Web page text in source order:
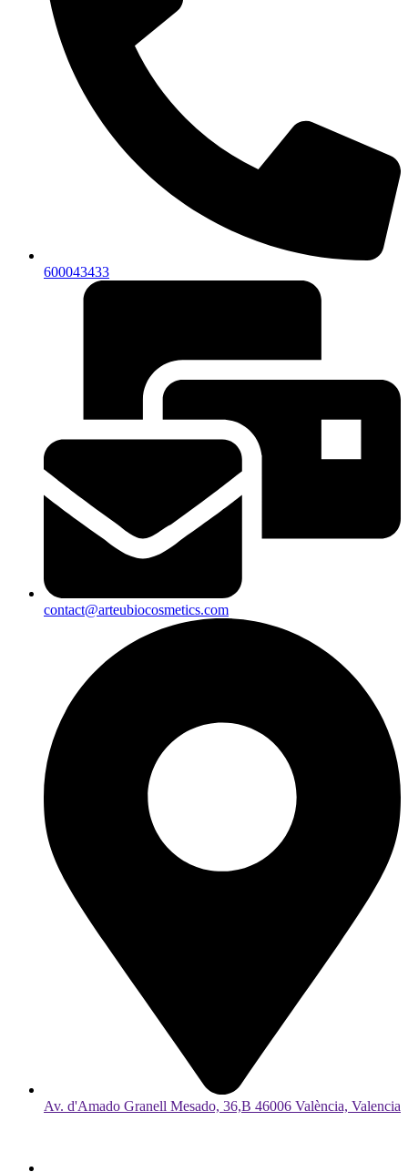
600043433
contact@arteubiocosmetics.com
Av. d'Amado Granell Mesado, 36,B 46006 València, Valencia